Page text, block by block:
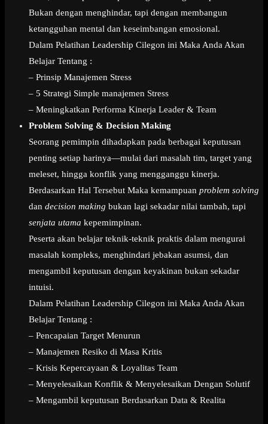
Bukan dengan menghindar, tapi dengan membangun
ketangguhan mental dan keseimbangan emosional.
Dalam Pelatihan Leadership Cilegon ini Maka Anda Akan
Belajar Tentang :
– Prinsip Manajemen Stress
– 5 Strategi Simple manajemen Stress
– Meningkatkan Performa Kinerja Leader & Team
Problem Solving & Decision Making
Seorang pemimpin dihadapkan pada berbagai keputusan
penting setiap harinya—mulai dari masalah tim, target yang
meleset, hingga konflik yang mengganggu kinerja.
Berdasarkan Hal Tersebut Maka kemampuan problem solving
dan decision making bukan lagi sekadar nilai tambah, tapi
senjata utama kepemimpinan.
Peserta akan belajar teknik-teknik praktis dalam mengurai
masalah kompleks, menghindari jebakan asumsi, dan
mengambil keputusan dengan keyakinan bukan sekadar
intuisi.
Dalam Pelatihan Leadership Cilegon ini Maka Anda Akan
Belajar Tentang :
– Pencapaian Target Menurun
– Manajemen Resiko di Masa Kritis
– Krisis Kepercayaan & Loyalitas Team
– Menyelesaikan Konflik & Menyelesaikan Dengan Solutif
– Mengambil keputusan Berdasarkan Data & Realita